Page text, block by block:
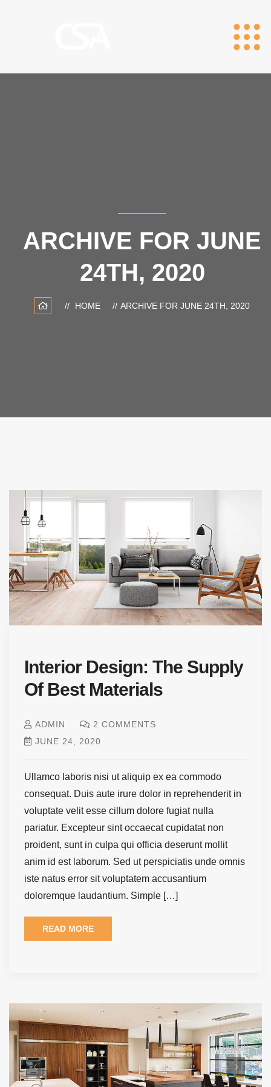
ARCHIVE FOR JUNE
24TH, 2020
HOME ARCHIVE FOR JUNE 24TH, 2020
Interior Design: The Supply
Of Best Materials
ADMIN
2 COMMENTS
JUNE 24, 2020
Ullamco laboris nisi ut aliquip ex ea commodo
consequat. Duis aute irure dolor in reprehenderit in
voluptate velit esse cillum dolore fugiat nulla
pariatur. Excepteur sint occaecat cupidatat non
proident, sunt in culpa qui officia deserunt mollit
anim id est laborum. Sed ut perspiciatis unde omnis
iste natus error sit voluptatem accusantium
doloremque laudantium. Simple […]
READ MORE